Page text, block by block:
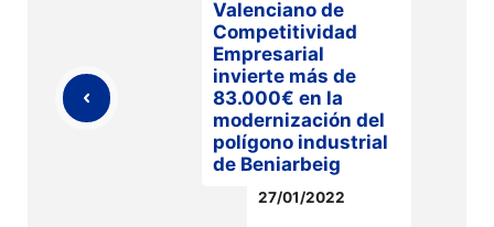
Valenciano de
Competitividad
Empresarial
invierte más de
83.000€ en la
modernización del
polígono industrial
de Beniarbeig
27/01/2022